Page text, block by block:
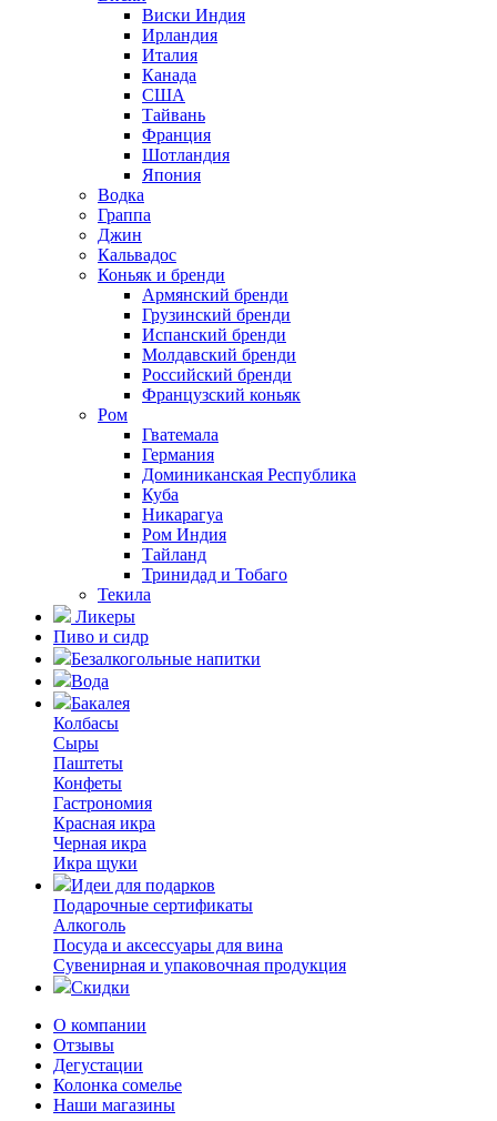
Виски Индия
Ирландия
Италия
Канада
США
Тайвань
Франция
Шотландия
Япония
Водка
Граппа
Джин
Кальвадос
Коньяк и бренди
Армянский бренди
Грузинский бренди
Испанский бренди
Молдавский бренди
Российский бренди
Французский коньяк
Ром
Гватемала
Германия
Доминиканская Республика
Куба
Никарагуа
Ром Индия
Тайланд
Тринидад и Тобаго
Текила
Ликеры
Пиво и сидр
Безалкогольные напитки
Вода
Бакалея
Колбасы
Сыры
Паштеты
Конфеты
Гастрономия
Красная икра
Черная икра
Икра щуки
Идеи для подарков
Подарочные сертификаты
Алкоголь
Посуда и аксессуары для вина
Сувенирная и упаковочная продукция
Скидки
О компании
Отзывы
Дегустации
Колонка сомелье
Наши магазины